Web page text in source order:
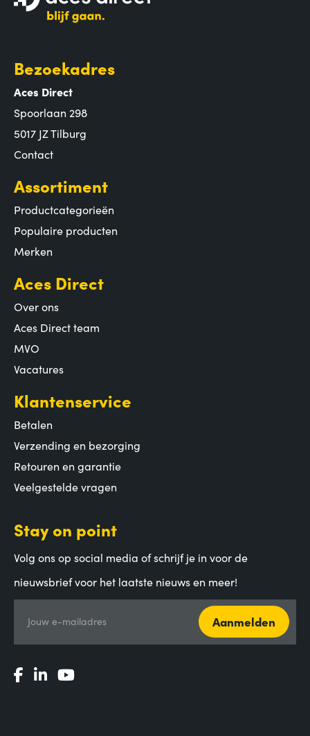
Bezoekadres
Aces Direct
Spoorlaan 298
5017 JZ Tilburg
Contact
Assortiment
Productcategorieën
Populaire producten
Merken
Aces Direct
Over ons
Aces Direct team
MVO
Vacatures
Klantenservice
Betalen
Verzending en bezorging
Retouren en garantie
Veelgestelde vragen
Stay on point
Volg ons op social media of schrijf je in voor de
nieuwsbrief voor het laatste nieuws en meer!
Jouw e-mailadres Aanmelden